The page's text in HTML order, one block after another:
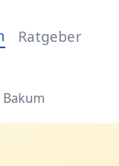
Ratgeber
Bakum